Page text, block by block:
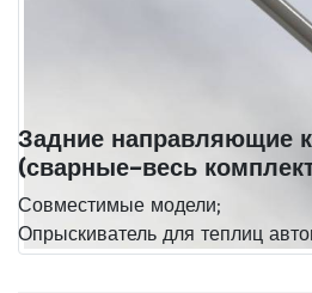
Задние направляющие
(сварные-весь
Совместимые модели;
Опрыскиватель для теплиц